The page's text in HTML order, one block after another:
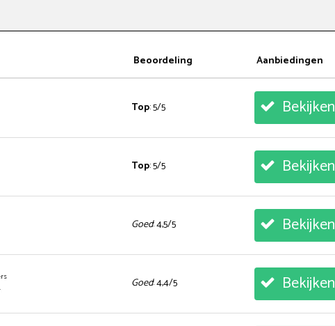
Beoordeling Aanbiedingen
Top: 5/5 Bekijken
Top: 5/5 Bekijken
Goed: 4,5/5 Bekijken
Goed: 4,4/5 Bekijken